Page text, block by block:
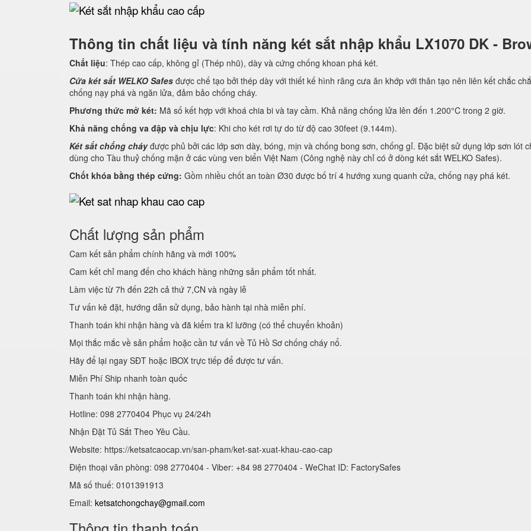
Thông tin chất liệu và tính năng két sắt nhập khẩu LX1070 DK -
Chất liệu: Thép cao cấp, không gỉ (Thép nhũ), dày và cứng chống khoan phá két.
Cửa két sắt WELKO Safes được chế tạo bởi thép dày với thiết kế hình răng cưa ăn khớp với thân tạo nên liên kết chắc
chống nạy phá và ngăn lửa, đảm bảo chống cháy.
Phương thức mở két: Mã số kết hợp với khoá chia bi và tay cầm. Khả năng chống lửa lên đến 1.200°C trong 2 giờ.
Khả năng chống va đập và chịu lực: Khi cho két rơi tự do từ độ cao 30feet (9.144m).
Két sắt chống cháyđược phủ bởi các lớp sơn dày, bóng, mịn và chống bong sơn, chống gỉ. Đặc biệt sử dụng lớp sơn lót
dùng cho Tàu thuỷ chống mặn ở các vùng ven biển Việt Nam (Công nghệ này chỉ có ở dòng két sắt WELKO Safes).
Chốt khóa bằng thép cứng: Gồm nhiều chốt an toàn Ø30 được bố trí 4 hướng xung quanh cửa, chống nạy phá két.
Chất lượng sản phẩm
Cam kết sản phẩm chính hãng và mới 100%
Cam kết chỉ mang đến cho khách hàng những sản phẩm tốt nhất.
Làm việc từ 7h đến 22h cả thứ 7,CN và ngày lễ
Tư vấn kê đặt, hướng dẫn sử dụng, bảo hành tại nhà miễn phí.
Thanh toán khi nhận hàng và đã kiểm tra kĩ lưỡng (có thể chuyển khoản)
Mọi thắc mắc về sản phẩm hoặc cần tư vấn về Tủ Hồ Sơ chống cháy nổ.
Hãy để lại ngay SĐT hoặc IBOX trực tiếp để được tư vấn.
Miễn Phí Ship nhanh toàn quốc
Thanh toán khi nhận hàng.
Hotline: 098 2770404 Phục vụ 24/24h
Nhận Đặt Tủ Sắt Theo Yêu Cầu.
Website: https://ketsatcaocap.vn/san-pham/ket-sat-xuat-khau-cao-cap
Điện thoại văn phòng: 098 2770404 - Viber: +84 98 2770404 - WeChat ID: FactorySafes
Mã số thuế: 0101391913
Email: ketsatchongchay@gmail.com